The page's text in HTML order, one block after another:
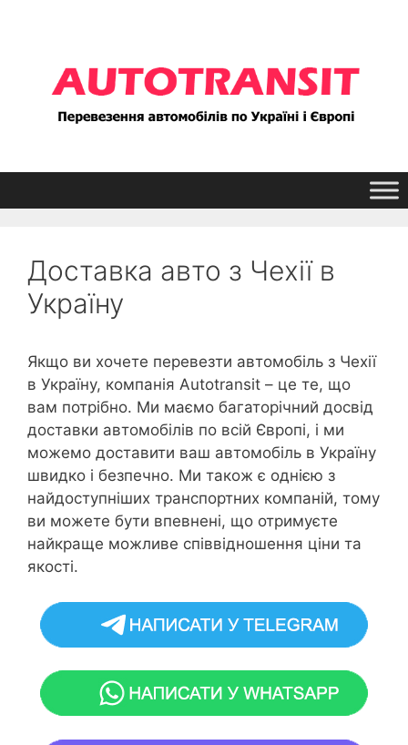
Доставка авто з Чехії в
Україну
Якщо ви хочете перевезти автомобіль з Чехії
в Україну, компанія Autotransit – це те, що
вам потрібно. Ми маємо багаторічний досвід
доставки автомобілів по всій Європі, і ми
можемо доставити ваш автомобіль в Україну
швидко і безпечно. Ми також є однією з
найдоступніших транспортних компаній, тому
ви можете бути впевнені, що отримуєте
найкраще можливе співвідношення ціни та
якості.